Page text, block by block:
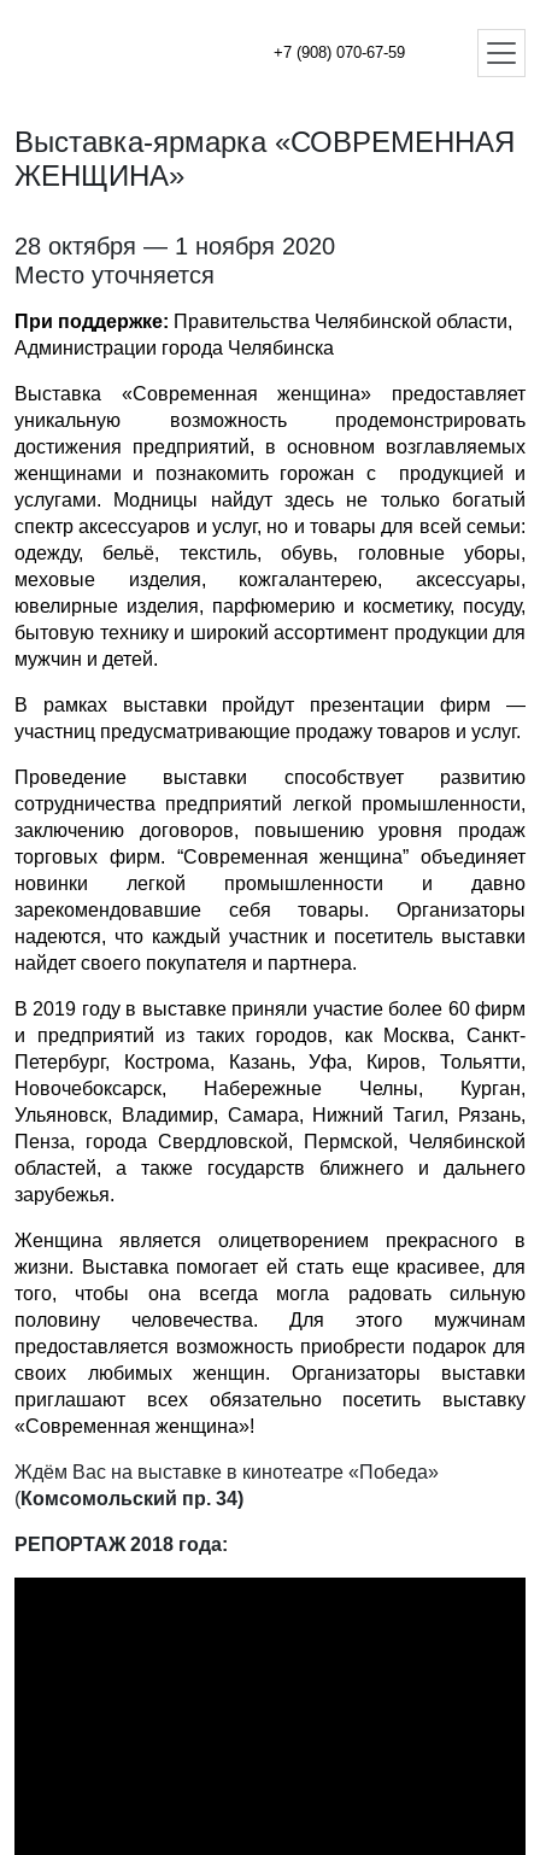
+7 (908) 070-67-59
Выставка-ярмарка «СОВРЕМЕННАЯ
ЖЕНЩИНА»
28 октября — 1 ноября 2020
Место уточняется
При поддержке: Правительства Челябинской области,
Администрации города Челябинска
Выставка «Современная женщина» предоставляет
уникальную возможность продемонстрировать
достижения предприятий, в основном возглавляемых
женщинами и познакомить горожан с продукцией и
услугами. Модницы найдут здесь не только богатый
спектр аксессуаров и услуг, но и товары для всей семьи:
одежду, бельё, текстиль, обувь, головные уборы,
меховые изделия, кожгалантерею, аксессуары,
ювелирные изделия, парфюмерию и косметику, посуду,
бытовую технику и широкий ассортимент продукции для
мужчин и детей.
В рамках выставки пройдут презентации фирм —
участниц предусматривающие продажу товаров и услуг.
Проведение выставки способствует развитию
сотрудничества предприятий легкой промышленности,
заключению договоров, повышению уровня продаж
торговых фирм. “Современная женщина” объединяет
новинки легкой промышленности и давно
зарекомендовавшие себя товары. Организаторы
надеются, что каждый участник и посетитель выставки
найдет своего покупателя и партнера.
В 2019 году в выставке приняли участие более 60 фирм
и предприятий из таких городов, как Москва, Санкт-
Петербург, Кострома, Казань, Уфа, Киров, Тольятти,
Новочебоксарск, Набережные Челны, Курган,
Ульяновск, Владимир, Самара, Нижний Тагил, Рязань,
Пенза, города Свердловской, Пермской, Челябинской
областей, а также государств ближнего и дальнего
зарубежья.
Женщина является олицетворением прекрасного в
жизни. Выставка помогает ей стать еще красивее, для
того, чтобы она всегда могла радовать сильную
половину человечества. Для этого мужчинам
предоставляется возможность приобрести подарок для
своих любимых женщин. Организаторы выставки
приглашают всех обязательно посетить выставку
«Современная женщина»!
Ждём Вас на выставке в кинотеатре «Победа»
(Комсомольский пр. 34)
РЕПОРТАЖ 2018 года: